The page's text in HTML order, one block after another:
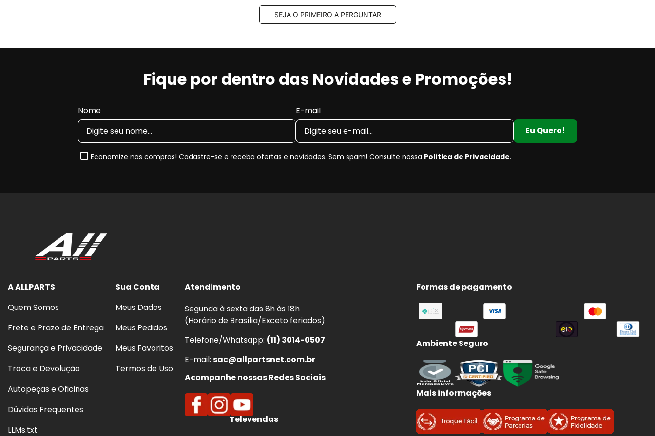
SEJA O PRIMEIRO A PERGUNTAR
Fique por dentro das Novidades e Promoções!
Nome
E-mail
Eu Quero!
Economize nas compras! Cadastre-se e receba ofertas e novidades. Sem spam! Consulte nossa Política de Privacidade.
A ALLPARTS
Quem Somos
Frete e Prazo de Entrega
Segurança e Privacidade
Troca e Devolução
Autopeças e Oficinas
Dúvidas Frequentes
LLMs.txt
Sua Conta
Meus Dados
Meus Pedidos
Meus Favoritos
Termos de Uso
Atendimento
Segunda à sexta das 8h às 18h
(Horário de Brasília/Exceto feriados)
Telefone/Whatsapp: (11) 3014-0507
E-mail: sac@allpartsnet.com.br
Acompanhe nossas Redes Sociais
Televendas
Formas de pagamento
Ambiente Seguro
Mais informações